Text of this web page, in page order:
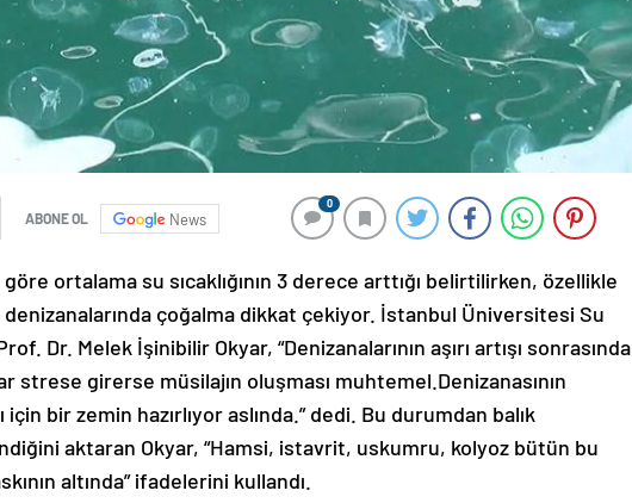
ABONE OL News
0
göre ortalama su sıcaklığının 3 derece arttığı belirtilirken, özellikle
denizanalarında çoğalma dikkat çekiyor. İstanbul Üniversitesi Su
Dr. Melek İşinibilir Okyar, “Denizanalarının aşırı artışı sonrasında
girerse müsilajın oluşması muhtemel.Denizanasının
için bir zemin hazırlıyor aslında.” dedi. Bu durumdan balık
aktaran Okyar, “Hamsi, istavrit, uskumru, kolyoz bütün bu
altında” ifadelerini kullandı.